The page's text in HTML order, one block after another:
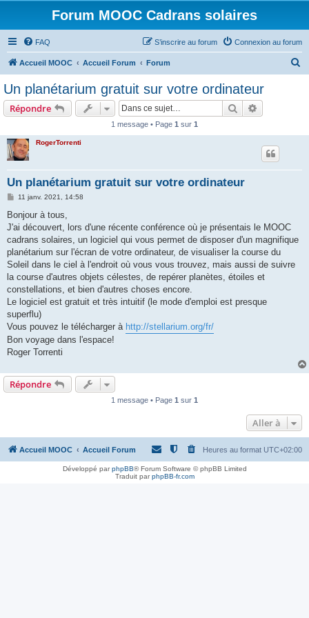
Forum MOOC Cadrans solaires
FAQ Connexion au forum
S’inscrire au forum
Accueil MOOC Accueil Forum Forum
Un planétarium gratuit sur votre ordinateur
Répondre Rechercher
1 message • Page 1 sur 1
RogerTorrenti
Un planétarium gratuit sur votre ordinateur
M
s
a
g
11 janv. 2021, 14:58
Bonjour à tous,
J'ai découvert, lors d'une récente conférence où je présentais le MOOC
cadrans solaires, un logiciel qui vous permet de disposer d'un magnifique
planétarium sur l'écran de votre ordinateur, de visualiser la course du
Soleil dans le ciel à l'endroit où vous vous trouvez, mais aussi de suivre
la course d'autres objets célestes, de repérer planètes, étoiles et
constellations, et bien d'autres choses encore.
Le logiciel est gratuit et très intuitif (le mode d'emploi est presque
superflu)
Vous pouvez le télécharger à http://stellarium.org/fr/
Bon voyage dans l'espace!
Roger Torrenti
Répondre
1 message • Page 1 sur 1
Aller à
Accueil MOOC Accueil Forum Heures au format UTC+02:00
Développé parphpBB® Forum Software © phpBB Limited
Traduit parphpBB-fr.com